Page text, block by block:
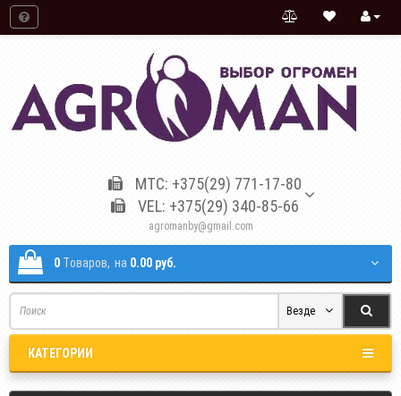
МТС: +375(29) 771-17-80
VEL: +375(29) 340-85-66
agromanby@gmail.com
0 Tоваров, на 0.00 руб.
Везде
КАТЕГОРИИ